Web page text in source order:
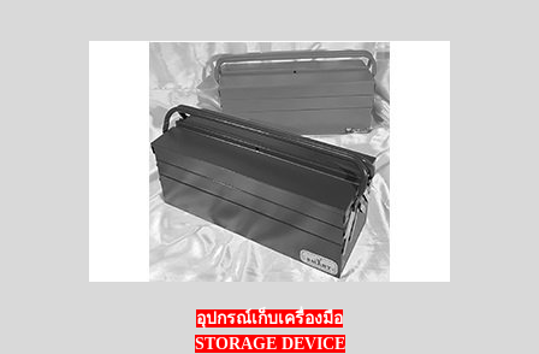
อุปกรณ์เก็บเครื่องมือ
STORAGE DEVICE